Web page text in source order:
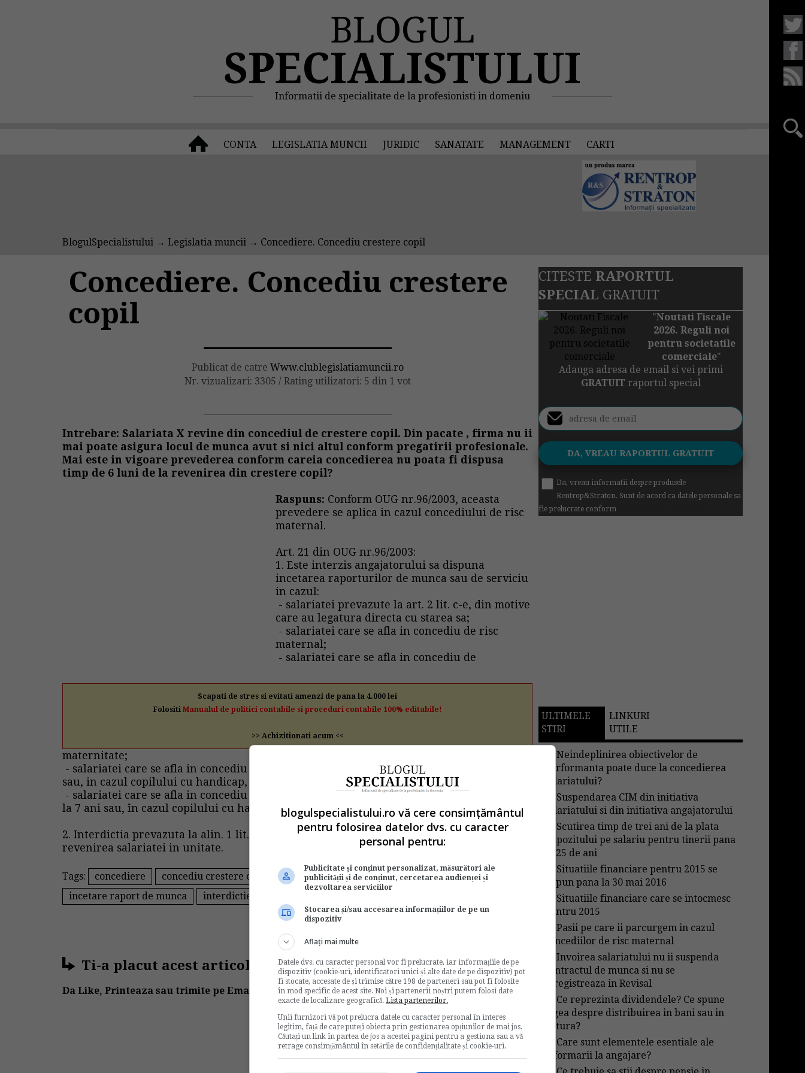
BLOGUL
SPECIALISTULUI
Informatii de specialitate de la profesionisti in domeniu
CONTA LEGISLATIA MUNCII JURIDIC SANATATE MANAGEMENT CARTI
BlogulSpecialistului →Legislatia muncii → Concediere. Concediu crestere copil
Concediere. Concediu crestere
copil
Publicat de catre Www.clublegislatiamuncii.ro
Nr. vizualizari: 3305 / Rating utilizatori: 5 din 1 vot
Intrebare: Salariata X revine din concediul de crestere copil. Din pacate , firma nu ii
mai poate asigura locul de munca avut si nici altul conform pregatirii profesionale.
Mai este in vigoare prevederea conform careia concedierea nu poata fi dispusa
timp de 6 luni de la revenirea din crestere copil?
Raspuns: Conform OUG nr.96/2003, aceasta
prevedere se aplica in cazul concediului de risc
maternal.
Art. 21 din OUG nr.96/2003:
1.Este interzis angajatorului sa dispuna
incetarea raporturilor de munca sau de serviciu
in cazul:
- salariatei prevazute la art. 2 lit. c-e, din motive
care au legatura directa cu starea sa;
Scapati de stres si evitati amenzi de pana la 4.000 lei
Folositi Manualul de politici contabile si proceduri contabile 100% editabile!
>> Achizitionati acum <<
- salariatei care se afla in concediu de risc
maternal;
- salariatei care se afla in concediu de
maternitate;
- salariatei care se afla in concediu pentru cresterea copilului in varsta de pana la 2 ani
sau, in cazul copilului cu handicap, in varsta de pâna la 3 ani;
- salariatei care se afla in concediu pentru ingrijirea copilului bolnav in varsta de pana
la 7 ani sau, în cazul copilului cu handicap, in varsta de pana la 18 ani.
2. Interdictia prevazuta la alin. 1 lit. b) se extinde, o singura data, cu pana la 6 luni dupa
revenirea salariatei in unitate.
Tags: concediere concediu crestere copil pregatire profesionala
concediu risc maternal
incetare raport de munca
interdictie
Ti-a placut acest articol?
Da Like, Printeaza sau trimite pe Email!
Votati articolul
Rating:
Nota:5din1voturi
CITESTE RAPORTUL
SPECIAL GRATUIT
"Noutati Fiscale
2026. Reguli noi
pentru societatile
comerciale"
Adauga adresa de email si vei primi
GRATUITraportul special
Da, vreau informatii despre produsele
Rentrop&Straton. Sunt de acord ca datele personale sa
fie prelucrate conform
ULTIMELE
STIRI
LINKURI
UTILE
→Neindeplinirea obiectivelor de
performanta poate duce la concedierea
salariatului?
Suspendarea CIM din initiativa
salariatului si din initiativa angajatorului
Scutirea timp de trei ani de la plata
impozitului pe salariu pentru tinerii pana
in 25 de ani
Situatiile financiare pentru 2015 se
depun pana la 30 mai 2016
Situatiile financiare care se intocmesc
pentru 2015
→Pasii pe care ii parcurgem in cazul
concediilor de risc maternal
→Invoirea salariatului nu ii suspenda
contractul de munca si nu se
inregistreaza in Revisal
Ce reprezinta dividendele? Ce spune
legea despre distribuirea in bani sau in
natura?
Care sunt elementele esentiale ale
informarii la angajare?
blogulspecialistului.ro vă cere consimțământul
pentru folosirea datelor dvs. cu caracter
personal pentru:
Publicitate și conținut personalizat, măsurători ale
publicității și de conținut, cercetarea audienței și
dezvoltarea serviciilor
Stocarea și/sau accesarea informațiilor de pe un
dispozitiv
Aflați mai multe
Datele dvs. cu caracter personal vor fi prelucrate, iar informațiile de pe
dispozitiv (cookie-uri, identificatori unici și alte date de pe dispozitiv) pot
fi stocate, accesate de și trimise către 198 de parteneri sau pot fi folosite
în mod specific de acest site. Noi și partenerii noștri putem folosi date
exacte de localizare geografică. Lista partenerilor.
Unii furnizori vă pot prelucra datele cu caracter personal în interes
legitim, față de care puteți obiecta prin gestionarea opțiunilor de mai jos.
Căutați un link în partea de jos a acestei pagini pentru a gestiona sau a vă
retrage consimțământul în setările de confidențialitate și cookie-uri.